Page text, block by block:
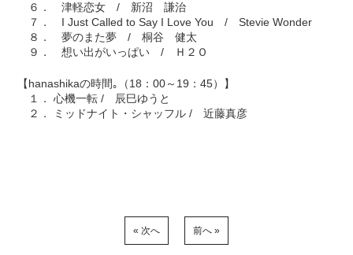
６． 津軽恋女 / 新沼 謙治
７． I Just Called to Say I Love You / Stevie Wonder
８． 夢のまた夢 / 桐谷 健太
９． 想い出がいっぱい / Ｈ２Ｏ
【hanashikaの時間｡（18：00～19：45）】
１． 心機一転 / 辰巳ゆうと
２． ミッドナイト・シャッフル / 近藤真彦
« 次へ 前へ »